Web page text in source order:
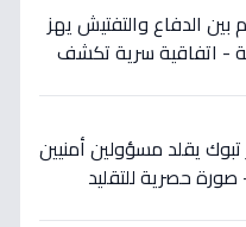
بين الدفاع والتفتيش يهز
- اتفاقية سرية تكشف
تبوك يقلد مسؤولين أمنيين
صورة حصرية للتقليد